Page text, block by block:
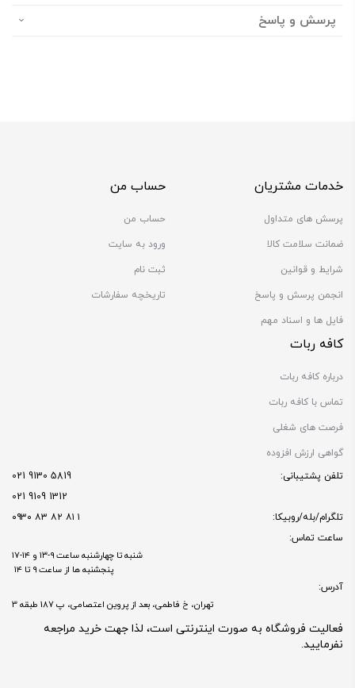
پرسش و پاسخ
خدمات مشتریان
پرسش های متداول
ضمانت سلامت کالا
شرایط و قوانین
انجمن پرسش و پاسخ
فایل ها و اسناد مهم
حساب من
حساب من
ورود به سایت
ثبت نام
تاریخچه سفارشات
کافه ربات
درباره کافه ربات
تماس با کافه ربات
فرصت های شغلی
گواهی ارزش افزوده
تلفن پشتیبانی:
5819 9130 021
1312 9109 021
تلگرام/بله/روبیکا:
۱ ۸۱ ۸۲ ۸۳ ۰۹۳۰
ساعت تماس:
شنبه تا چهارشنبه ساعت ۹-۱۳ و ۱۴-۱۷
پنجشنبه ها از ساعت ۹ تا ۱۴
آدرس:
تهران، خ فاطمی، بعد از پروین اعتصامی، پ 187 طبقه 3
فعالیت فروشگاه به صورت اینترنتی است، لذا جهت خرید مراجعه
نفرمایید.